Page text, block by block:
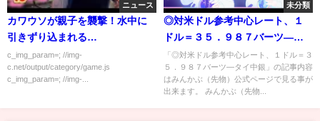
ニュース
カワウソが親子を襲撃！水中に
引きずり込まれる…
c_img_param=; //img-
c.net/output/category/game.js
c_img_param=; //img-...
未分類
◎対米ドル参考中心レート、１
ドル＝３５．９８７バーツ―タ
イ中銀
「◎対米ドル参考中心レート、１ドル＝３
５．９８７バーツ―タイ中銀」の記事内容
はみんかぶ（先物）公式ページで見る事が
出来ます。 みんかぶ（先物...